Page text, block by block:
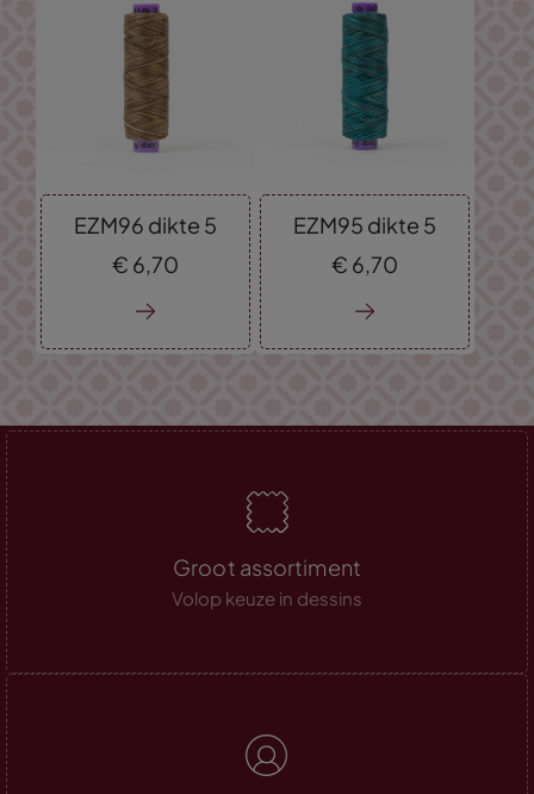
EZM96 dikte 5
€ 6, 70
EZM95 dikte 5
€ 6, 70
Groot assortiment
Volop keuze in dessins